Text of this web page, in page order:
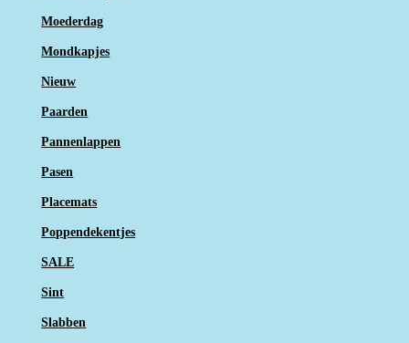
Moederdag
Mondkapjes
Nieuw
Paarden
Pannenlappen
Pasen
Placemats
Poppendekentjes
SALE
Sint
Slabben